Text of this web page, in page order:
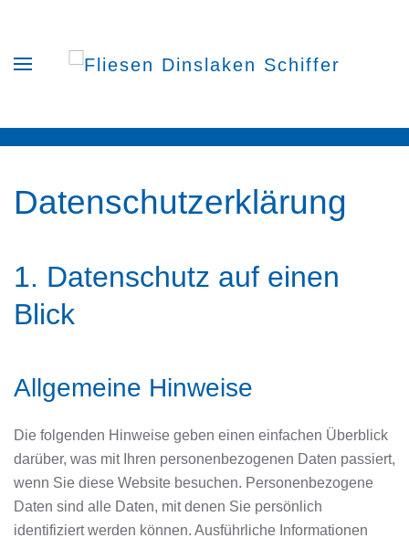
Datenschutz­erklärung
1. Datenschutz auf einen
Blick
Allgemeine Hinweise
Die folgenden Hinweise geben einen einfachen Überblick
darüber, was mit Ihren personenbezogenen Daten passiert,
wenn Sie diese Website besuchen. Personenbezogene
Daten sind alle Daten, mit denen Sie persönlich
identifiziert werden können. Ausführliche Informationen